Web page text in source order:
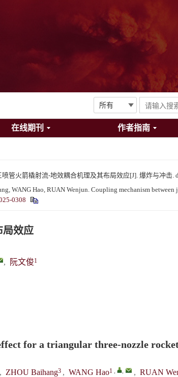
在线期刊 作者指南
管火箭橇射流-地效耦合机理及其布局效应[J]. 爆炸与冲击.
WANG Hao, RUAN Wenjun. Coupling mechanism
0308
局效应
, 阮文俊1
for a triangular three-nozzle
, ZHOU Baihang3 , WANG Hao1 , , , RUAN